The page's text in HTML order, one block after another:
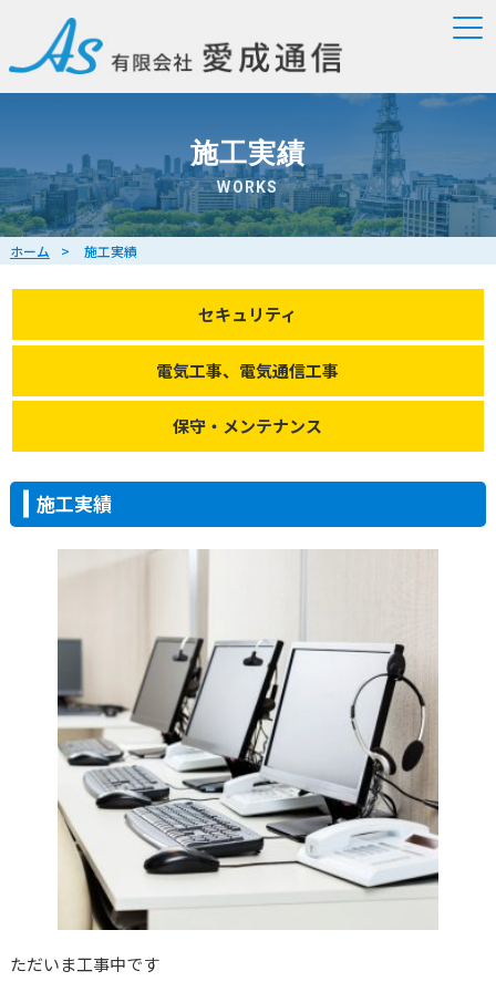
施工実績
WORKS
ホーム 施工実績
セキュリティ
電気工事、電気通信工事
保守・メンテナンス
施工実績
ただいま工事中です